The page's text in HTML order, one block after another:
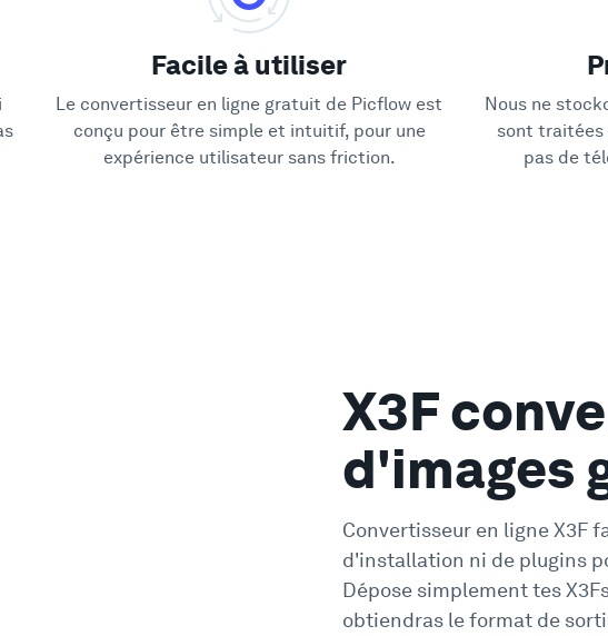
Facile à utiliser
Le convertisseur en ligne gratuit de Picflow est
conçu pour être simple et intuitif, pour une
expérience utilisateur sans friction.
Nous ne
sont traitées
pas de
X3F
d'images
Convertisseur en ligne X3F
d'installation ni de plugins
Dépose simplement tes
obtiendras le format de